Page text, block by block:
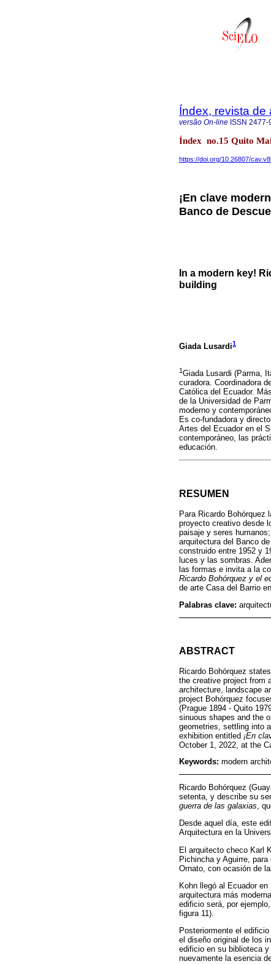
Índex, revista de
versão On-line ISSN 2477-
Índex no.15 Quito
https://doi.org/10.26807/
¡En clave
Banco de
In a modern key!
building
Giada Lusardi1
1Giada Lusardi (Parma,
curadora. Coordinadora
Católica del Ecuador.
de la Universidad de
moderno y
Es co-fundadora y
Artes del Ecuador en el
contemporáneo, las
educación.
RESUMEN
Para Ricardo Bohórquez
proyecto creativo desde
paisaje y seres
arquitectura del Banco
construido entre 1952 y
luces y las sombras.
las formas e invita a la
Ricardo Bohórquez y el
de arte Casa del Barrio
Palabras clave:
ABSTRACT
Ricardo Bohórquez
the creative project from
architecture, landscape
project Bohórquez
(Prague 1894 - Quito
sinuous shapes and the
geometries, settling into
exhibition entitled ¡En
October 1, 2022, at the
Keywords: modern
Ricardo Bohórquez
setenta, y describe su
guerra de las galaxias,
Desde aquel día, este
Arquitectura en la
El arquitecto checo Karl
Pichincha y Aguirre,
Ornato, con ocasión de
Kohn llegó al Ecuador
arquitectura más
edificio será, por
figura 11).
Posteriormente el
el diseño original de los
edificio en su biblioteca
nuevamente la esencia